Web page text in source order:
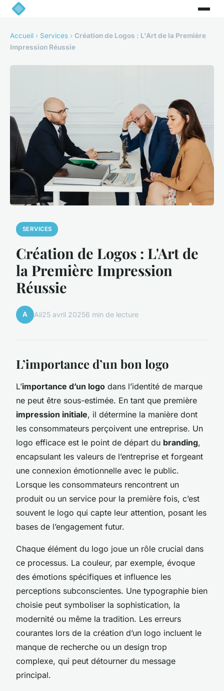
Accueil › Services › Création de Logos : L'Art de la Première
Impression Réussie
SERVICES
Création de Logos : L'Art de
la Première Impression
Réussie
A Ali25 avril 20256 min de lecture
L’importance d’un bon logo
L’importance d’un logo dans l’identité de marque
ne peut être sous-estimée. En tant que première
impression initiale, il détermine la manière dont
les consommateurs perçoivent une entreprise. Un
logo efficace est le point de départ du branding,
encapsulant les valeurs de l’entreprise et forgeant
une connexion émotionnelle avec le public.
Lorsque les consommateurs rencontrent un
produit ou un service pour la première fois, c’est
souvent le logo qui capte leur attention, posant les
bases de l’engagement futur.
Chaque élément du logo joue un rôle crucial dans
ce processus. La couleur, par exemple, évoque
des émotions spécifiques et influence les
perceptions subconscientes. Une typographie bien
choisie peut symboliser la sophistication, la
modernité ou même la tradition. Les erreurs
courantes lors de la création d’un logo incluent le
manque de recherche ou un design trop
complexe, qui peut détourner du message
principal.